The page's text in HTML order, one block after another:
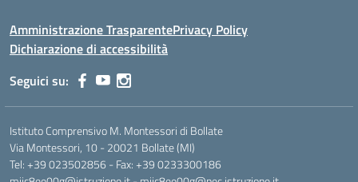
Amministrazione TrasparentePrivacy Policy
Dichiarazione di accessibilità
Seguici su:
Istituto Comprensivo M. Montessori di Bollate
Via Montessori, 10 - 20021 Bollate (MI)
Tel: +39 023502856 - Fax: +39 0233300186